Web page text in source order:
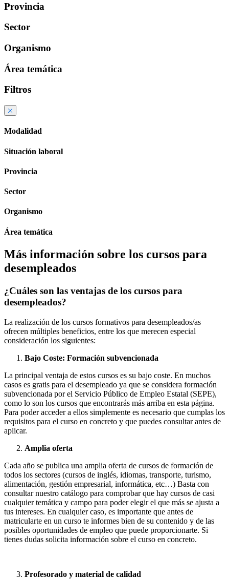
Provincia
Sector
Organismo
Área temática
Filtros
Modalidad
Situación laboral
Provincia
Sector
Organismo
Área temática
Más información sobre los cursos para
desempleados
¿Cuáles son las ventajas de los cursos para
desempleados?
La realización de los cursos formativos para desempleados/as
ofrecen múltiples beneficios, entre los que merecen especial
consideración los siguientes:
Bajo Coste: Formación subvencionada
La principal ventaja de estos cursos es su bajo coste. En muchos
casos es gratis para el desempleado ya que se considera formación
subvencionada por el Servicio Público de Empleo Estatal (SEPE),
como lo son los cursos que encontrarás más arriba en esta página.
Para poder acceder a ellos simplemente es necesario que cumplas los
requisitos para el curso en concreto y que puedes consultar antes de
aplicar.
Amplia oferta
Cada año se publica una amplia oferta de cursos de formación de
todos los sectores (cursos de inglés, idiomas, transporte, turismo,
alimentación, gestión empresarial, informática, etc…) Basta con
consultar nuestro catálogo para comprobar que hay cursos de casi
cualquier temática y campo para poder elegir el que más se ajusta a
tus intereses. En cualquier caso, es importante que antes de
matricularte en un curso te informes bien de su contenido y de las
posibles oportunidades de empleo que puede proporcionarte. Si
tienes dudas solicita información sobre el curso en concreto.
Profesorado y material de calidad